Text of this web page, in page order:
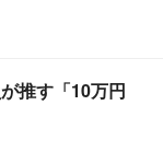
推す「10万円